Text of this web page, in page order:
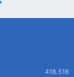
418.516